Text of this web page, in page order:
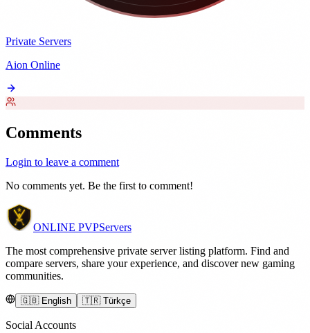
Private Servers
Aion Online
Comments
Login to leave a comment
No comments yet. Be the first to comment!
ONLINE PVPServers
The most comprehensive private server listing platform. Find and
compare servers, share your experience, and discover new gaming
communities.
🇬🇧 English 🇹🇷 Türkçe
Social Accounts